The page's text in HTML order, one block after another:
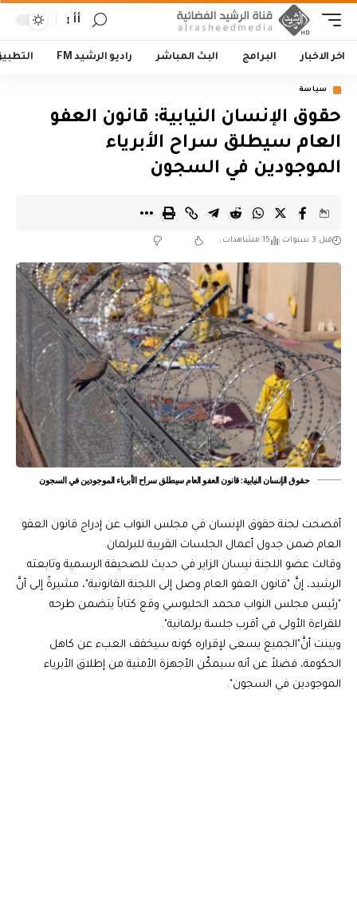
أأ
اخر الاخبار البرامج البث المباشر راديو الرشيد FM
سياسة
حقوق الإنسان النيابية: قانون العفو
العام سيطلق سراح الأبرياء
الموجودين في السجون
قبل 3 سنوات 15 مشاهدات
حقوق الإنسان النيابية: قانون العفو العام سيطلق سراح الأبرياء الموجودين في السجون
أفصحت لجنة حقوق الإنسان في مجلس النواب عن إدراج قانون العفو
العام ضمن جدول أعمال الجلسات القريبة للبرلمان.
وقالت عضو اللجنة نيسان الزاير في حديث للصحيفة الرسمية وتابعته
الرشيد، إنَّ "قانون العفو العام وصل إلى اللجنة القانونية"، مشيرةً إلى أنَّ
"رئيس مجلس النواب محمد الحلبوسي وقع كتاباً يتضمن طرحه
للقراءة الأولى في أقرب جلسة برلمانية".
وبينت أنَّ"الجميع يسعى لإقراره كونه سيخفف العبء عن كاهل
الحكومة، فضلاً عن أنه سيمكّن الأجهزة الأمنية من إطلاق الأبرياء
الموجودين في السجون".